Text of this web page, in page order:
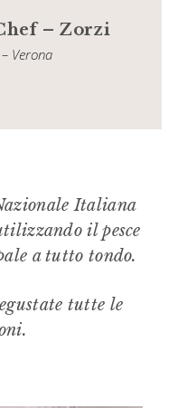
– Zorzi
Verona
Italiana
il pesce
a tutto tondo.
tutte le